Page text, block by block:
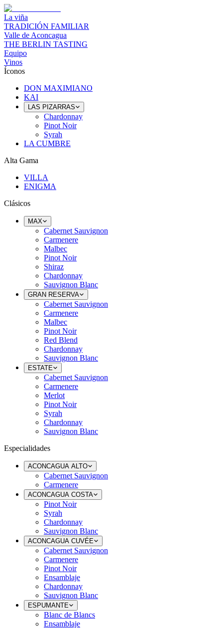
La viña
TRADICIÓN FAMILIAR
Valle de Aconcagua
THE BERLIN TASTING
Equipo
Vinos
Íconos
DON MAXIMIANO
KAI
LAS PIZARRAS
Chardonnay
Pinot Noir
Syrah
LA CUMBRE
Alta Gama
VILLA
ENIGMA
Clásicos
MAX
Cabernet Sauvignon
Carmenere
Malbec
Pinot Noir
Shiraz
Chardonnay
Sauvignon Blanc
GRAN RESERVA
Cabernet Sauvignon
Carmenere
Malbec
Pinot Noir
Red Blend
Chardonnay
Sauvignon Blanc
ESTATE
Cabernet Sauvignon
Carmenere
Merlot
Pinot Noir
Syrah
Chardonnay
Sauvignon Blanc
Especialidades
ACONCAGUA ALTO
Cabernet Sauvignon
Carmenere
ACONCAGUA COSTA
Pinot Noir
Syrah
Chardonnay
Sauvignon Blanc
ACONCAGUA CUVÉE
Cabernet Sauvignon
Carmenere
Pinot Noir
Ensamblaje
Chardonnay
Sauvignon Blanc
ESPUMANTE
Blanc de Blancs
Ensamblaje